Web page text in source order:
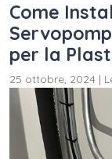
Come
per la
25 ottobre, 2024 |